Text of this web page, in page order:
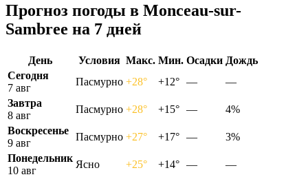
Прогноз погоды в Monceau-sur-
Sambreе на 7 дней
День Условия Макс. Мин. Осадки Дождь
Сегодня
7 авг
Пасмурно +28° +12° —
—
Завтра
8 авг
Пасмурно +28° +15° —
4%
Воскресенье
9 авг
Пасмурно +27° +17° —
3%
Понедельник
10 авг
Ясно +25° +14° —
—